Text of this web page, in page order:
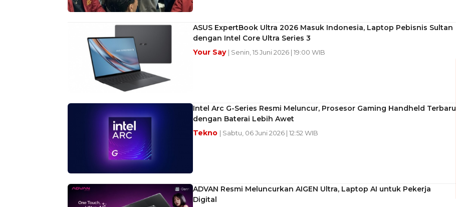
ASUS ExpertBook Ultra 2026 Masuk Indonesia, Laptop Pebisnis Sultan
dengan Intel Core Ultra Series 3
Your Say | Senin, 15 Juni 2026 | 19:00 WIB
Intel Arc G-Series Resmi Meluncur, Prosesor Gaming Handheld Terbaru
dengan Baterai Lebih Awet
Tekno | Sabtu, 06 Juni 2026 | 12:52 WIB
ADVAN Resmi Meluncurkan AIGEN Ultra, Laptop AI untuk Pekerja
Digital